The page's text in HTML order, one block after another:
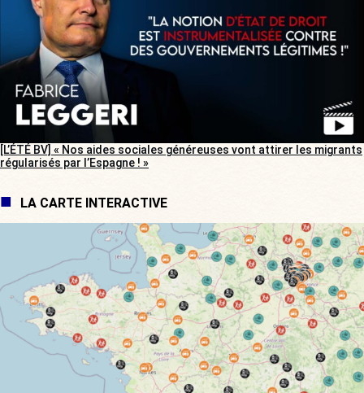
[L’ÉTÉ BV] « Nos aides sociales généreuses vont attirer les migrants
régularisés par l’Espagne ! »
LA CARTE INTERACTIVE